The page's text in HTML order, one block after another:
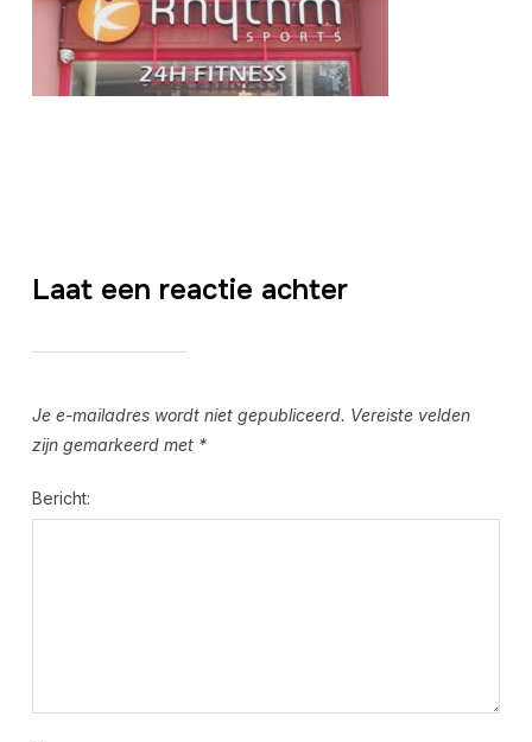
Laat een reactie achter
Je e-mailadres wordt niet gepubliceerd. Vereiste velden
zijn gemarkeerd met *
Bericht: